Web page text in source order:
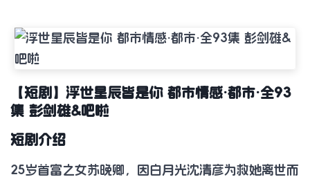
【短剧】浮世星辰皆是你 都市情感·都市·全93
集 彭剑雄&吧啦
短剧介绍
25岁首富之女苏晚卿，因白月光沈清彦为救她离世而